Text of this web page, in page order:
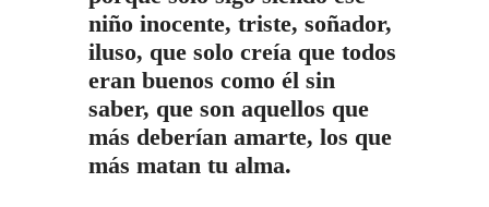
niño inocente, triste, soñador,
iluso, que solo creía que todos
eran buenos como él sin
saber, que son aquellos que
más deberían amarte, los que
más matan tu alma.